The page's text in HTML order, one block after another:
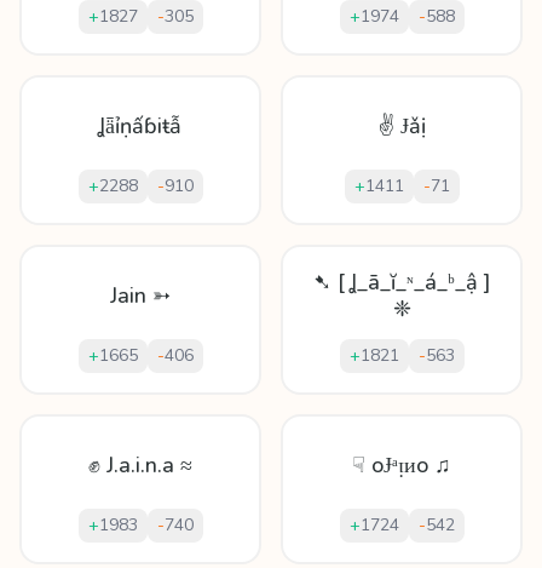
+1827 -305 +1974 -588
Ʝǟỉṇấɓіŧẫ
+2288 -910
✌ Ɉǎị
+1411 -71
Jain ➳
+1665 -406
➷ [ Ʝ_ā_ĭ_ᶰ_á_ᵇ_ậ ]
❈
+1821 -563
✊ J.a.i.n.a ≈
+1983 -740
☟ oɈᵃᴉᴎo ♫
+1724 -542